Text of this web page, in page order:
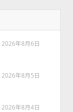
2026年8月6日
2026年8月5日
2026年8月4日